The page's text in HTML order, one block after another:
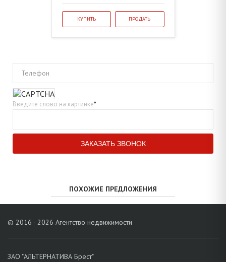
КУПИТЬ ПРОДАТЬ
Телефон
Введите слово на картинке*
ПОХОЖИЕ ПРЕДЛОЖЕНИЯ
© 2016 - 2026 Агентство недвижимости
ЗАО "АЛЬТЕРНАТИВА Брест"